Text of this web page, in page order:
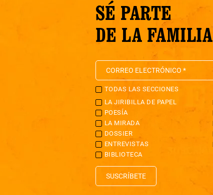
SÉ PARTE
DE LA FAMILIA
TODAS LAS SECCIONES
LA JIRIBILLA DE PAPEL
POESÍA
LA MIRADA
DOSSIER
ENTREVISTAS
BIBLIOTECA
SUSCRÍBETE